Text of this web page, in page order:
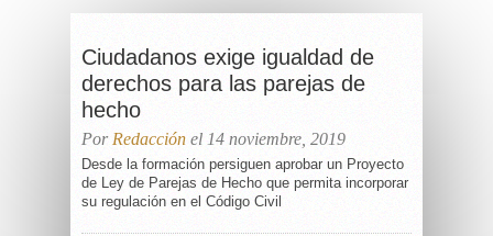
Ciudadanos exige igualdad de
derechos para las parejas de
hecho
Por Redacción el 14 noviembre, 2019
Desde la formación persiguen aprobar un Proyecto
de Ley de Parejas de Hecho que permita incorporar
su regulación en el Código Civil